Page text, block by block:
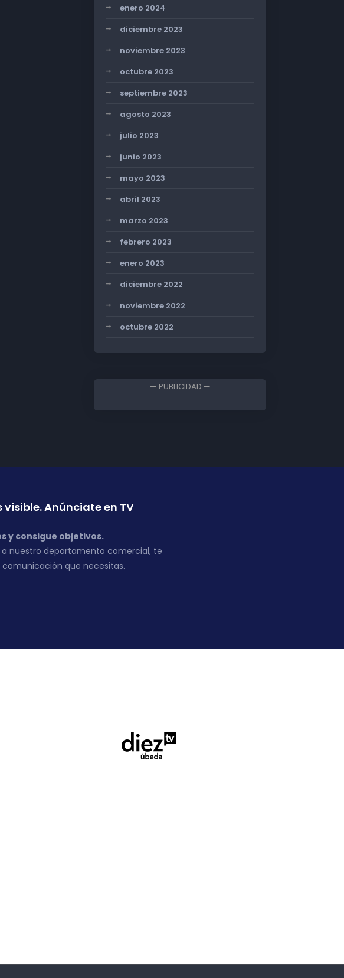
enero 2024
diciembre 2023
noviembre 2023
octubre 2023
septiembre 2023
agosto 2023
julio 2023
junio 2023
mayo 2023
abril 2023
marzo 2023
febrero 2023
enero 2023
diciembre 2022
noviembre 2022
octubre 2022
— PUBLICIDAD —
Anúnciate en TV
y consigue objetivos.
nuestro departamento comercial, te
que necesitas.